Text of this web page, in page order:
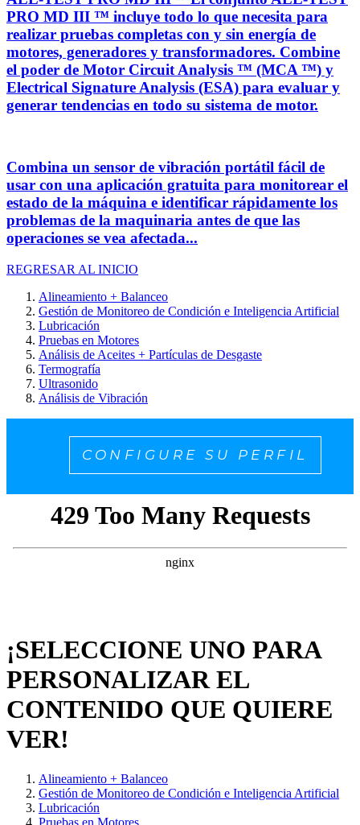
PRO MD III ™ incluye todo lo que necesita para
realizar pruebas completas con y sin energía de
motores, generadores y transformadores. Combine
el poder de Motor Circuit Analysis ™ (MCA ™) y
Electrical Signature Analysis (ESA) para evaluar y
generar tendencias en todo su sistema de motor.
Combina un sensor de vibración portátil fácil de
usar con una aplicación gratuita para monitorear el
estado de la máquina e identificar rápidamente los
problemas de la maquinaria antes de que las
operaciones se vea afectada...
REGRESAR AL INICIO
Alineamiento + Balanceo
Gestión de Monitoreo de Condición e Inteligencia Artificial
Lubricación
Pruebas en Motores
Análisis de Aceites + Partículas de Desgaste
Termografía
Ultrasonido
Análisis de Vibración
CONFIGURE SU PERFIL
¡SELECCIONE UNO PARA
PERSONALIZAR EL
CONTENIDO QUE QUIERE
VER!
Alineamiento + Balanceo
Gestión de Monitoreo de Condición e Inteligencia Artificial
Lubricación
Pruebas en Motores